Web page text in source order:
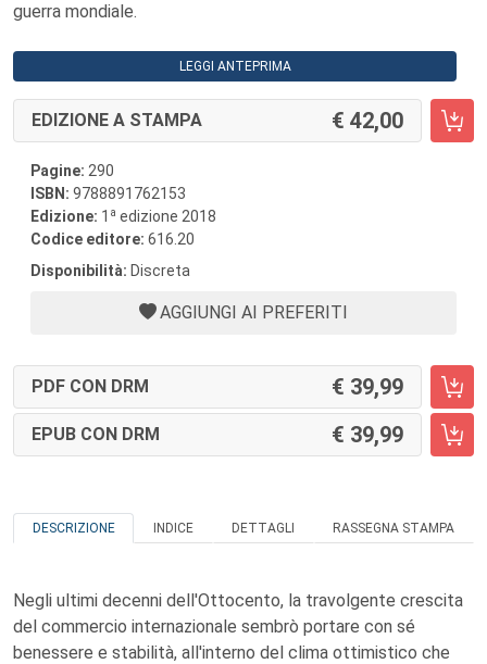
guerra mondiale.
LEGGI ANTEPRIMA
EDIZIONE A STAMPA 42,00
Pagine: 290
ISBN: 9788891762153
Edizione: 1 a edizione 2018
Codice editore: 616.20
Disponibilità: Discreta
AGGIUNGI AI PREFERITI
PDF CON DRM 39,99
EPUB CON DRM 39,99
DESCRIZIONE INDICE DETTAGLI RASSEGNA STAMPA
Negli ultimi decenni dell'Ottocento, la travolgente crescita
del commercio internazionale sembrò portare con sé
benessere e stabilità, all'interno del clima ottimistico che